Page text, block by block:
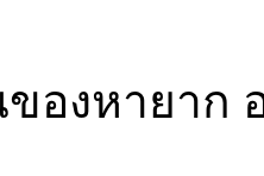
ของหายาก